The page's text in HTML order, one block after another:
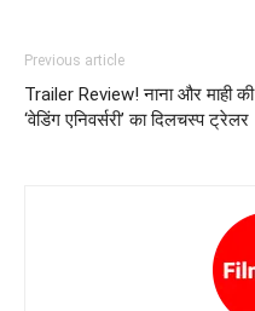
Previous article
Trailer Review! नाना और माही की
‘वेडिंग एनिवर्सरी’ का दिलचस्‍प ट्रेलर